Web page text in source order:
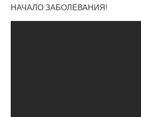
НАЧАЛО ЗАБОЛЕВАНИЯ!